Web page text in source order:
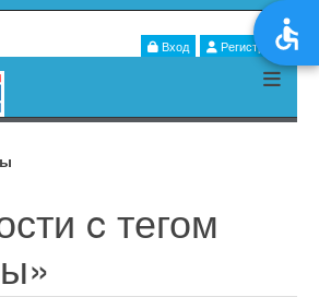
Вход Регистрация
c тегом